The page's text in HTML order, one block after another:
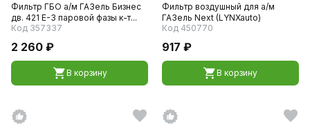
Фильтр ГБО а/м ГАЗель Бизнес
дв. 421 Е-3 паровой фазы к-т...
Код 357337
2 260 ₽
В корзину
Фильтр воздушный для а/м
ГАЗель Next (LYNXauto)
Код 450770
917 ₽
В корзину